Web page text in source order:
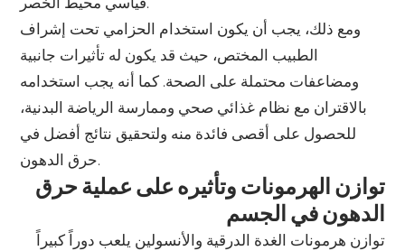
ومع ذلك، يجب أن يكون استخدام الحزامي تحت إشراف
الطبيب المختص، حيث قد يكون له تأثيرات جانبية
ومضاعفات محتملة على الصحة. كما أنه يجب استخدامه
بالاقتران مع نظام غذائي صحي وممارسة الرياضة البدنية،
للحصول على أقصى فائدة منه ولتحقيق نتائج أفضل في
حرق الدهون.
توازن الهرمونات وتأثيره على عملية حرق
الدهون في الجسم
توازن هرمونات الغدة الدرقية والأنسولين يلعب دوراً كبيراً